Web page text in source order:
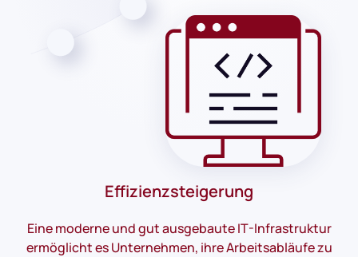
Effizienzsteigerung
Eine moderne und gut ausgebaute IT-Infrastruktur
ermöglicht es Unternehmen, ihre Arbeitsabläufe zu